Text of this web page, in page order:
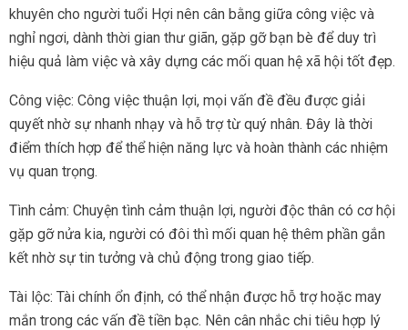
khuyên cho người tuổi Hợi nên cân bằng giữa công việc và
nghỉ ngơi, dành thời gian thư giãn, gặp gỡ bạn bè để duy trì
hiệu quả làm việc và xây dựng các mối quan hệ xã hội tốt đẹp.
Công việc: Công việc thuận lợi, mọi vấn đề đều được giải
quyết nhờ sự nhanh nhạy và hỗ trợ từ quý nhân. Đây là thời
điểm thích hợp để thể hiện năng lực và hoàn thành các nhiệm
vụ quan trọng.
Tình cảm: Chuyện tình cảm thuận lợi, người độc thân có cơ hội
gặp gỡ nửa kia, người có đôi thì mối quan hệ thêm phần gắn
kết nhờ sự tin tưởng và chủ động trong giao tiếp.
Tài lộc: Tài chính ổn định, có thể nhận được hỗ trợ hoặc may
mắn trong các vấn đề tiền bạc. Nên cân nhắc chi tiêu hợp lý